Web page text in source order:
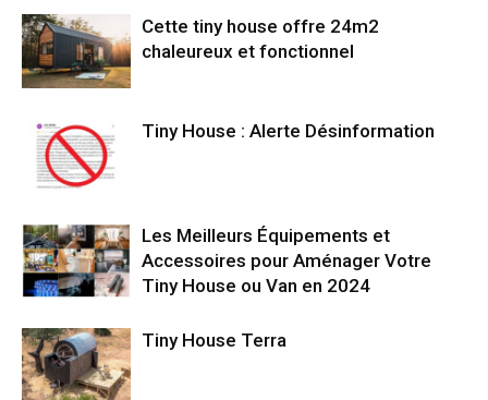
Cette tiny house offre 24m2
chaleureux et fonctionnel
Tiny House : Alerte Désinformation
Les Meilleurs Équipements et
Accessoires pour Aménager Votre
Tiny House ou Van en 2024
Tiny House Terra